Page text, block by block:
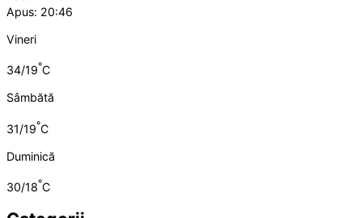
Apus: 20:46
Vineri
34/19°C
Sâmbătă
31/19°C
Duminică
30/18°C